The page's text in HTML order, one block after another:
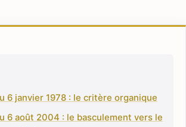
6 janvier 1978 : le critère organique
6 août 2004 : le basculement vers le